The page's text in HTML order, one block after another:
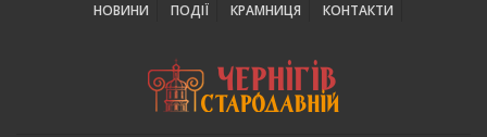
НОВИНИ ПОДІЇ КРАМНИЦЯ КОНТАКТИ